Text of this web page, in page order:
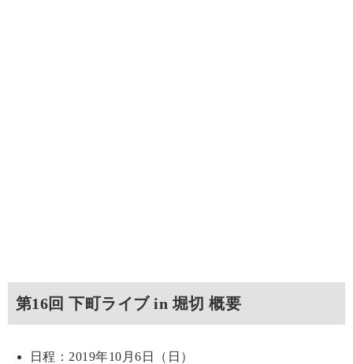
第16回 下町ライブ in 堀切 概要
日程：2019年10月6日（日）